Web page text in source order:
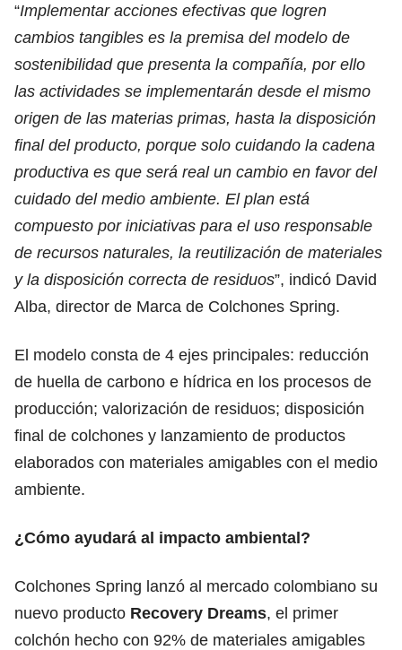
“Implementar acciones efectivas que logren
cambios tangibles es la premisa del modelo de
sostenibilidad que presenta la compañía, por ello
las actividades se implementarán desde el mismo
origen de las materias primas, hasta la disposición
final del producto, porque solo cuidando la cadena
productiva es que será real un cambio en favor del
cuidado del medio ambiente. El plan está
compuesto por iniciativas para el uso responsable
de recursos naturales, la reutilización de materiales
y la disposición correcta de residuos”, indicó David
Alba, director de Marca de Colchones Spring.
El modelo consta de 4 ejes principales: reducción
de huella de carbono e hídrica en los procesos de
producción; valorización de residuos; disposición
final de colchones y lanzamiento de productos
elaborados con materiales amigables con el medio
ambiente.
¿Cómo ayudará al impacto ambiental?
Colchones Spring lanzó al mercado colombiano su
nuevo producto Recovery Dreams, el primer
colchón hecho con 92% de materiales amigables